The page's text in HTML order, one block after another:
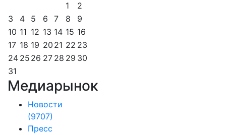
1
2
3
4 5 6 7 8
9
10 11 12 13 14 15 16
17 18 19 20 21 22 23
24 25 26 27 28 29 30
31
Медиарынок
Новости
(9707)
Пресс